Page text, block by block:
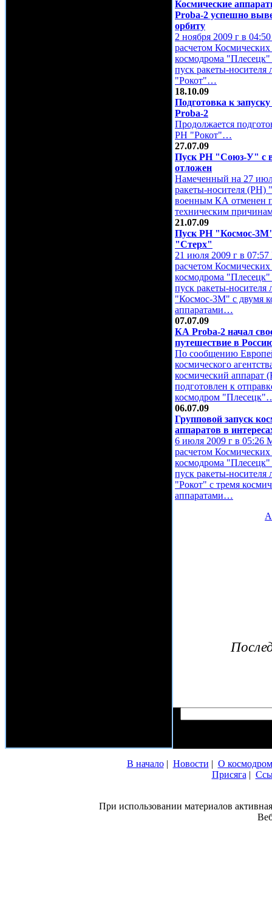
Космические
Proba-2 успешно
орбиту
2 ноября 2009 г в
расчетом Космических
космодрома "Плесецк"
пуск ракеты-носителя
"Рокот"…
18.10.09
Подготовка к
Proba-2
Продолжается
РН "Рокот"…
27.07.09
Пуск РН "Союз-У" с
отложен
Намеченный на 27
ракеты-носителя
военным КА отменен
техническим
21.07.09
Пуск РН "Космос-
"Стерх"
21 июля 2009 г в
расчетом Космических
космодрома "Плесецк"
пуск ракеты-носителя
"Космос-3М" с двумя
аппаратами…
07.07.09
КА Proba-2 начал
путешествие в
По сообщению
космического
космический аппарат
подготовлен к
космодром
06.07.09
Групповой запуск
аппаратов в
6 июля 2009 г в
расчетом Космических
космодрома "Плесецк"
пуск ракеты-носителя
"Рокот" с тремя
аппаратами…
В начало| Новости | О
Присяга |
При использовании материалов